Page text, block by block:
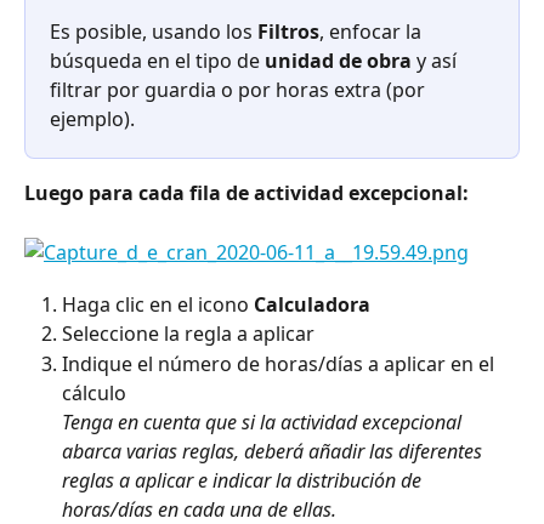
Es posible, usando los Filtros, enfocar la
búsqueda en el tipo de unidad de obra y así
filtrar por guardia o por horas extra (por
ejemplo).
Luego para cada fila de actividad excepcional:
Haga clic en el icono Calculadora
Seleccione la regla a aplicar
Indique el número de horas/días a aplicar en el
cálculo
Tenga en cuenta que si la actividad excepcional
abarca varias reglas, deberá añadir las diferentes
reglas a aplicar e indicar la distribución de
horas/días en cada una de ellas.